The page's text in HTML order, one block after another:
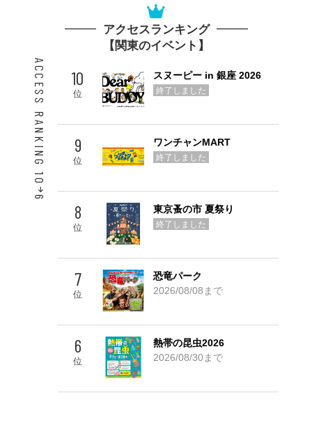
アクセスランキング
【関東のイベント】
ACCESS RANKING 10
6
10
位
スヌーピー in 銀座 2026
終了しました
9
位
ワンチャンMART
終了しました
8
位
東京蚤の市 夏祭り
終了しました
7
位
恐竜パーク
2026/08/08まで
6
位
熱帯の昆虫2026
2026/08/30まで